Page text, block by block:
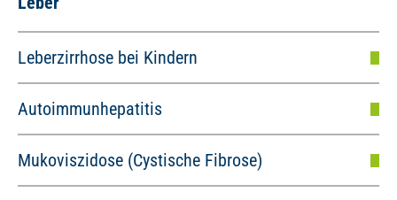
Leberzirrhose bei Kindern
Autoimmunhepatitis
Mukoviszidose (Cystische Fibrose)